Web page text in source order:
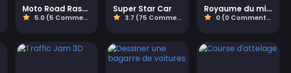
Moto Road Rash 3d
5.0 (5 Commentaires)
Super Star Car
3.7 (75 Commentaires)
Royaume du minigolf
0 (0 Commentaires)